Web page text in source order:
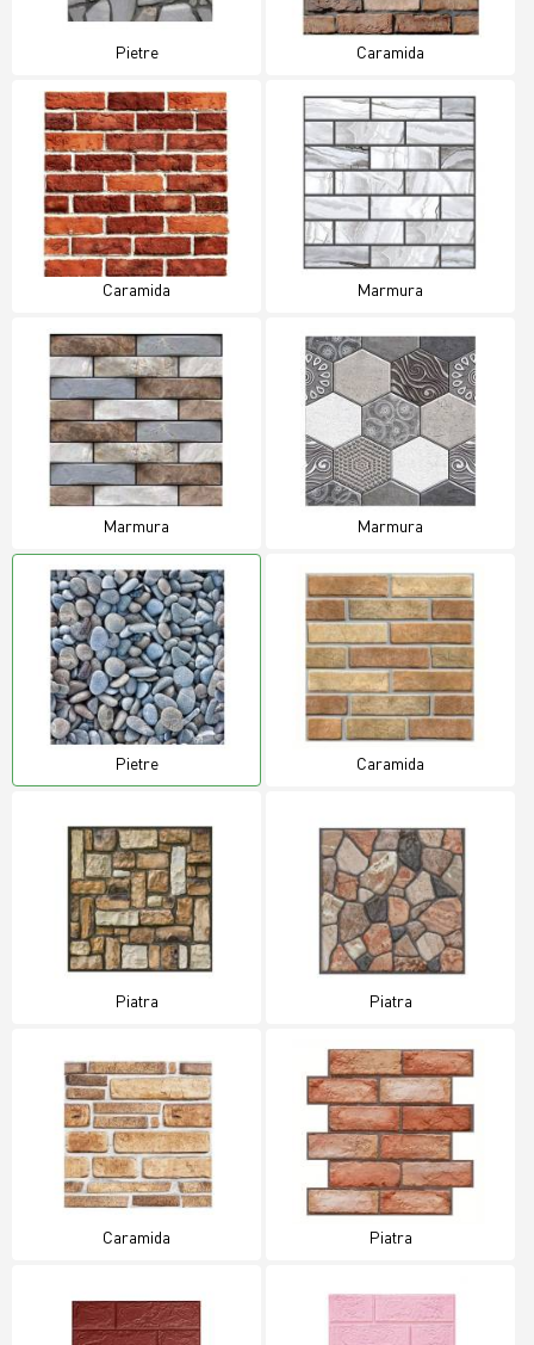
Pietre Caramida
Caramida Marmura
Marmura Marmura
Pietre Caramida
Piatra Piatra
Caramida Piatra